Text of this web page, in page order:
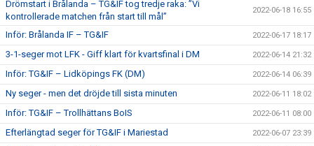
Drömstart i Brålanda – TG&IF tog tredje raka: ”Vi
kontrollerade matchen från start till mål”
2022-06-18 16:55
Inför: Brålanda IF – TG&IF 2022-06-17 18:17
3-1-seger mot LFK - Giff klart för kvartsfinal i DM 2022-06-14 21:32
Inför: TG&IF – Lidköpings FK (DM) 2022-06-14 06:39
Ny seger - men det dröjde till sista minuten 2022-06-11 18:02
Inför: TG&IF – Trollhättans BoIS 2022-06-11 08:00
Efterlängtad seger för TG&IF i Mariestad 2022-06-07 23:39